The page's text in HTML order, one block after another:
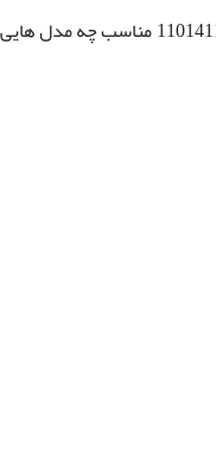
دم کن قهوه ساز بوش ، زیمنس ،نف ،گاگنو 11014117 مناسب چه مدل هایی